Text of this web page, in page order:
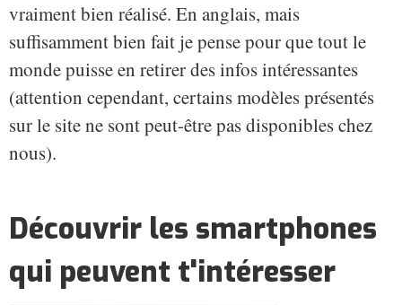
vraiment bien réalisé. En anglais, mais
suffisamment bien fait je pense pour que tout le
monde puisse en retirer des infos intéressantes
(attention cependant, certains modèles présentés
sur le site ne sont peut-être pas disponibles chez
nous).
Découvrir les smartphones
qui peuvent t'intéresser